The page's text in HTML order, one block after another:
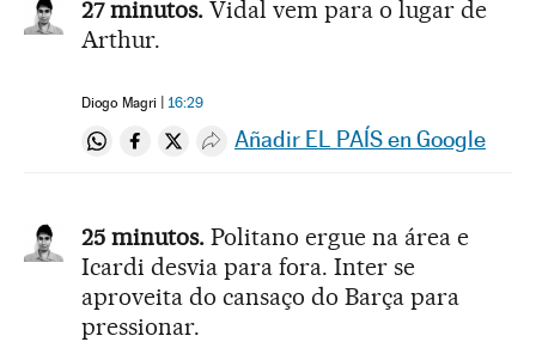
27 minutos. Vidal vem para o lugar de
Arthur.
Diogo Magri 16:29
Compartir en Whatsapp
Compartir en Facebook
Compartir en Twitter
Desplegar Redes Sociales
Añadir EL PAÍS en Google
25 minutos. Politano ergue na área e
Icardi desvia para fora. Inter se
aproveita do cansaço do Barça para
pressionar.